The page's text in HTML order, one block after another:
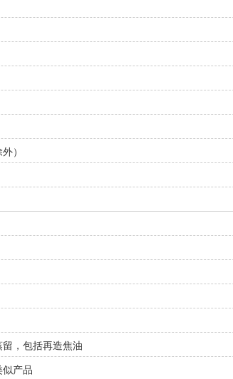
）
，包括再造焦油
产品